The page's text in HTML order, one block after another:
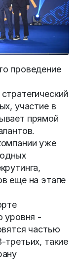
проведение
участие в
прямой
уже
еще на этапе
уровня -
частью
такие